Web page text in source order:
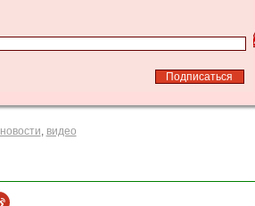
новости видео